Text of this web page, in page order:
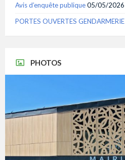
Avis d’enquête publique05/05/2026
PORTES OUVERTES GENDARMERIE
PHOTOS